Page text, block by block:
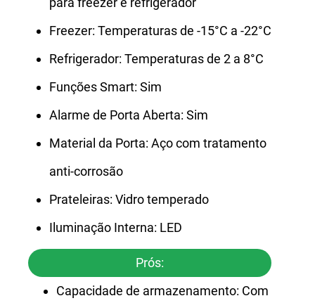
Freezer: Temperaturas de -15°C a -22°C
Refrigerador: Temperaturas de 2 a 8°C
Funções Smart: Sim
Alarme de Porta Aberta: Sim
Material da Porta: Aço com tratamento
anti-corrosão
Prateleiras: Vidro temperado
Iluminação Interna: LED
Prós:
Capacidade de armazenamento: Com